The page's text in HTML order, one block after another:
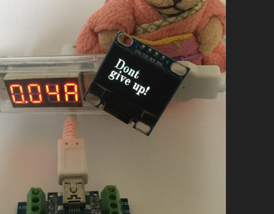
+ " hPA\nLuftfeuchtigkeit: " + feuchte